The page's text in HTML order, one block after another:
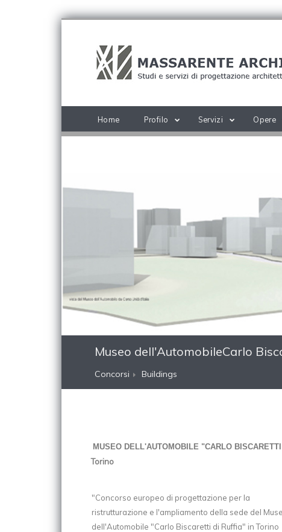
Home Profilo Servizi Opere
Museo dell'AutomobileCarlo
Concorsi Buildings
MUSEO DELL'AUTOMOBILE "CARLO
Torino
"Concorso europeo di progettazione per la
ristrutturazione e l'ampliamento della sede del
dell'Automobile "Carlo Biscaretti di Ruffia" in Torino